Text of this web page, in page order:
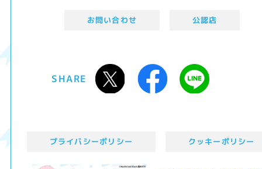
お問い合わせ 公認店
SHARE
プライバシーポリシー クッキーポリシー